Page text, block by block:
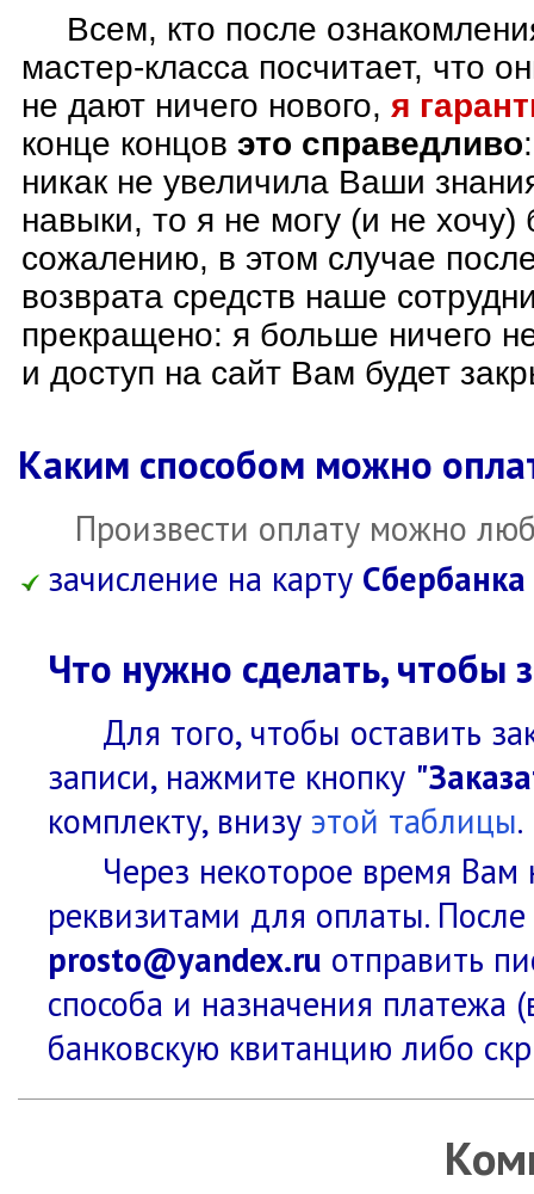
Всем, кто после
мастер-класса посчитает, что
не дают ничего нового, я
конце концов это справедливо
никак не увеличила Ваши
навыки, то я не могу (и не хочу)
сожалению, в этом случае
возврата средств наше
прекращено: я больше ничего
и доступ на сайт Вам будет
Каким способом можно
Произвести оплату можно
зачисление на карту Сбербанка
Что нужно сделать, чтобы
Для того, чтобы оставить
записи, нажмите кнопку
комплекту, внизу этой таблицы.
Через некоторое время
реквизитами для оплаты.
prosto@yandex.ru отправить
способа и назначения платежа
банковскую квитанцию либо